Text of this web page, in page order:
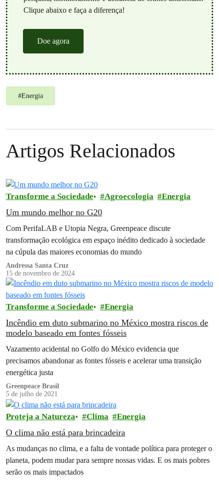
Clique abaixo e faça a diferença!
Doe agora
#Energia
Artigos Relacionados
Transforme a Sociedade Agroecologia Energia
Um mundo melhor no G20
Com PerifaLAB e Utopia Negra, Greenpeace discute
transformação ecológica em espaço inédito dedicado à sociedade
na cúpula das maiores economias do mundo
Andressa Santa Cruz
15 de novembro de 2024
Transforme a Sociedade Energia
Incêndio em duto submarino no México mostra riscos de
modelo baseado em fontes fósseis
Vazamento acidental no Golfo do México evidencia que
precisamos abandonar as fontes fósseis e acelerar uma transição
energética justa
Greenpeace Brasil
5 de julho de 2021
Proteja a Natureza Clima Energia
O clima não está para brincadeira
As mudanças no clima, e a falta de vontade política para proteger o
planeta, podem mudar para sempre nossas vidas. E os mais pobres
serão os mais impactados